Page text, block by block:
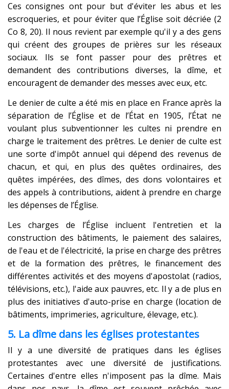
Ces consignes ont pour but d'éviter les abus et les
escroqueries, et pour éviter que l’Église soit décriée (2
Co 8, 20). Il nous revient par exemple qu'il y a des gens
qui créent des groupes de prières sur les réseaux
sociaux. Ils se font passer pour des prêtres et
demandent des contributions diverses, la dîme, et
encouragent de demander des messes avec eux, etc.
Le denier de culte a été mis en place en France après la
séparation de l’Église et de l’État en 1905, l’État ne
voulant plus subventionner les cultes ni prendre en
charge le traitement des prêtres. Le denier de culte est
une sorte d'impôt annuel qui dépend des revenus de
chacun, et qui, en plus des quêtes ordinaires, des
quêtes impérées, des dîmes, des dons volontaires et
des appels à contributions, aident à prendre en charge
les dépenses de l’Église.
Les charges de l’Église incluent l'entretien et la
construction des bâtiments, le paiement des salaires,
de l'eau et de l'électricité, la prise en charge des prêtres
et de la formation des prêtres, le financement des
différentes activités et des moyens d'apostolat (radios,
télévisions, etc.), l'aide aux pauvres, etc. Il y a de plus en
plus des initiatives d'auto-prise en charge (location de
bâtiments, imprimeries, agriculture, élevage, etc.).
5. La dîme dans les églises protestantes
Il y a une diversité de pratiques dans les églises
protestantes avec une diversité de justifications.
Certaines d'entre elles n'imposent pas la dîme. Mais